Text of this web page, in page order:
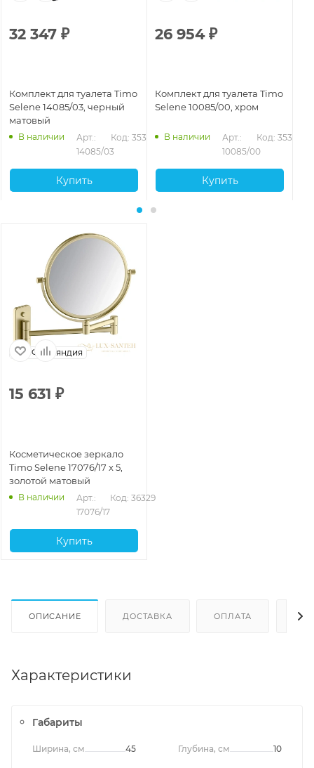
32 347 ₽
Комплект для туалета Timo
Selene 14085/03, черный
матовый
В наличии
Арт.:
14085/03
Код: 35360
Купить
26 954₽
Комплект для туалета Timo
Selene 10085/00, хром
В наличии
Арт.:
10085/00
Код: 35359
Купить
Финляндия
15 631 ₽
Косметическое зеркало
Timo Selene 17076/17 x 5,
золотой матовый
В наличии
Арт.:
17076/17
Код: 36329
Купить
ОПИСАНИЕ ДОСТАВКА ОПЛАТА
Характеристики
Габариты
Ширина, см 45 Глубина, см 10